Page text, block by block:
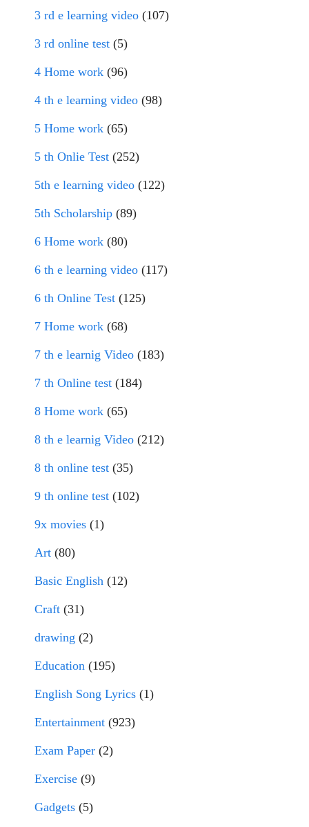
3 rd e learning video (107)
3 rd online test (5)
4 Home work (96)
4 th e learning video (98)
5 Home work (65)
5 th Onlie Test (252)
5th e learning video (122)
5th Scholarship (89)
6 Home work (80)
6 th e learning video (117)
6 th Online Test (125)
7 Home work (68)
7 th e learnig Video (183)
7 th Online test (184)
8 Home work (65)
8 th e learnig Video (212)
8 th online test (35)
9 th online test (102)
9x movies (1)
Art (80)
Basic English (12)
Craft (31)
drawing (2)
Education (195)
English Song Lyrics (1)
Entertainment (923)
Exam Paper (2)
Exercise (9)
Gadgets (5)